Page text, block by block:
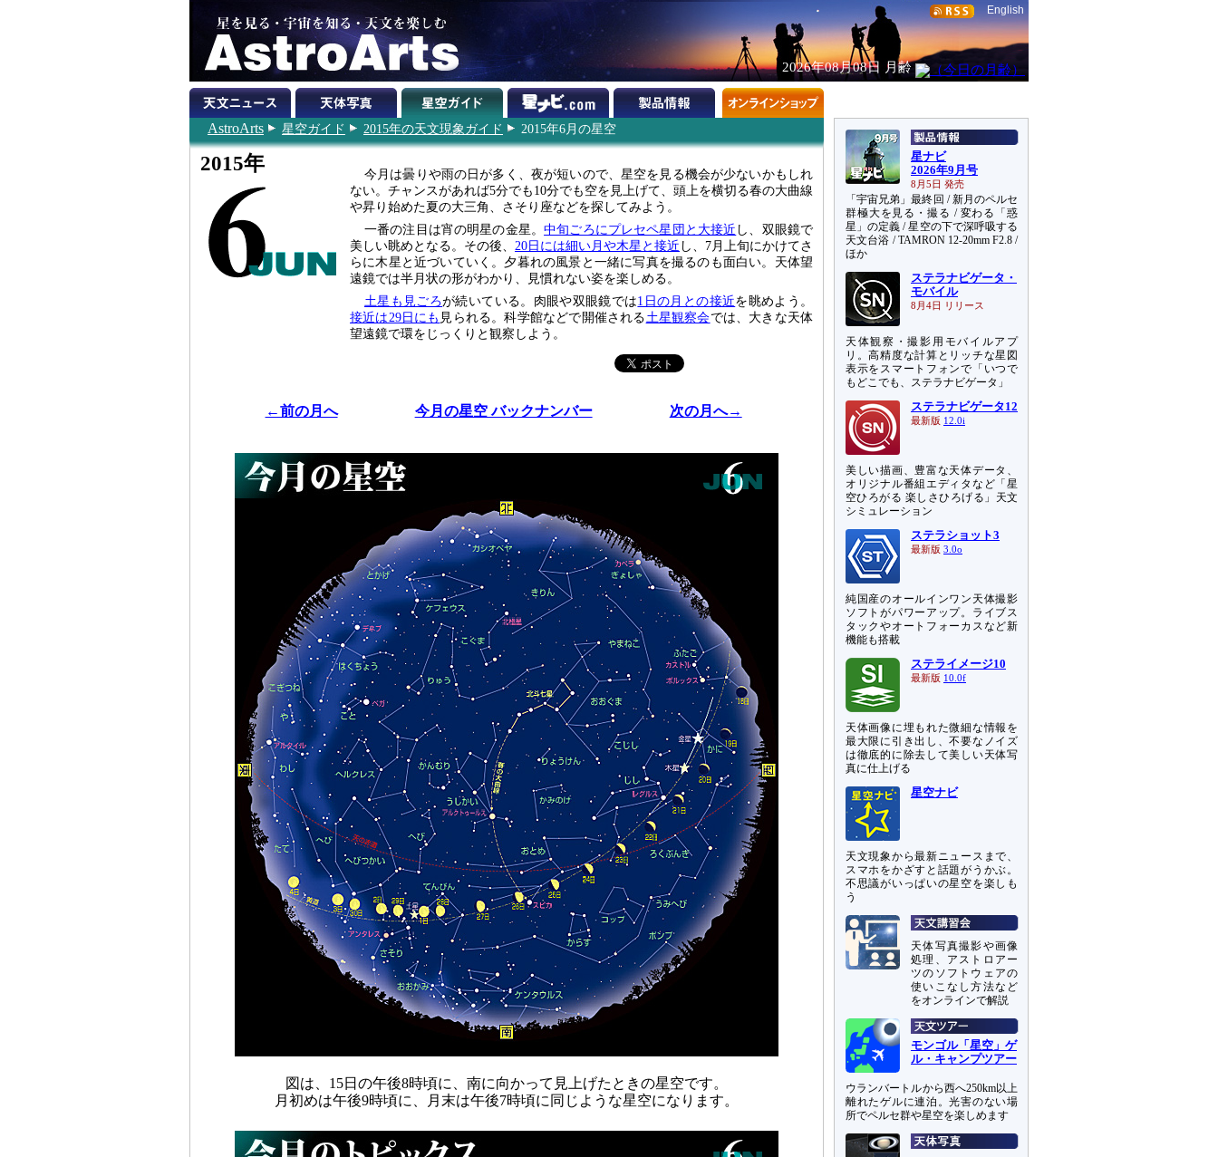
English
2026年08月08日 月齢
AstroArts 星空ガイド 2015年の天文現象ガイド 2015年6月の星空
2015年
今月は曇りや雨の日が多く、夜が短いので、星空を見る機会が少ないかもしれ
ない。チャンスがあれば5分でも10分でも空を見上げて、頭上を横切る春の大曲線
や昇り始めた夏の大三角、さそり座などを探してみよう。
一番の注目は宵の明星の金星。中旬ごろにプレセペ星団と大接近 し、双眼鏡で
美しい眺めとなる。その後、 20日には細い月や木星と接近 し、7月上旬にかけてさ
らに木星と近づいていく。夕暮れの風景と一緒に写真を撮るのも面白い。天体望
遠鏡では半月状の形がわかり、見慣れない姿を楽しめる。
土星も見ごろが続いている。肉眼や双眼鏡では1日の月との接近を眺めよう。
接近は29日にも 見られる。科学館などで開催される土星観察会では、大きな天体
望遠鏡で環をじっくりと観察しよう。
←前の月へ 今月の星空 バックナンバー 次の月へ→
図は、15日の午後8時頃に、南に向かって見上げたときの星空です。
月初めは午後9時頃に、月末は午後7時頃に同じような星空になります。
星ナビ
2026年9月号
8月5日 発売
「宇宙兄弟」最終回 / 新月のペルセ
群極大を見る・撮る / 変わる「惑
星」の定義 / 星空の下で深呼吸する
天文台浴 / TAMRON 12-20mm F2.8 /
ほか
ステラナビゲータ・
モバイル
8月4日 リリース
天体観察・撮影用モバイルアプ
リ。高精度な計算とリッチな星図
表示をスマートフォンで「いつで
もどこでも、ステラナビゲータ」
ステラナビゲータ12
最新版 12.0i
美しい描画、豊富な天体データ、
オリジナル番組エディタなど「星
空ひろがる 楽しさひろげる」天文
シミュレーション
ステラショット3
最新版 3.0o
純国産のオールインワン天体撮影
ソフトがパワーアップ。ライブス
タックやオートフォーカスなど新
機能も搭載
ステライメージ10
最新版 10.0f
天体画像に埋もれた微細な情報を
最大限に引き出し、不要なノイズ
は徹底的に除去して美しい天体写
真に仕上げる
星空ナビ
天文現象から最新ニュースまで、
スマホをかざすと話題がうかぶ。
不思議がいっぱいの星空を楽しも
う
天体写真撮影や画像
処理、アストロアー
ツのソフトウェアの
使いこなし方法など
をオンラインで解説
モンゴル「星空」ゲ
ル・キャンプツアー
ウランバートルから西へ250km以上
離れたゲルに連泊。光害のない場
所でペルセ群や星空を楽しめます